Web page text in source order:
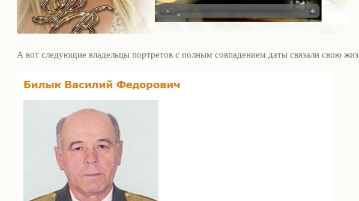
А вот следующие владельцы портретов с полным совпадением даты связали свою